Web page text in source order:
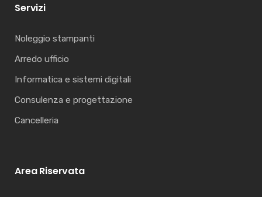
Servizi
Noleggio stampanti
Arredo ufficio
Informatica e sistemi digitali
Consulenza e progettazione
Cancelleria
Area Riservata